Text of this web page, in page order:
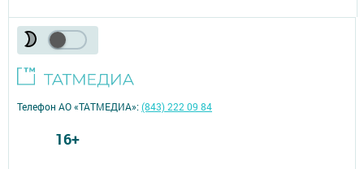
Телефон АО «ТАТМЕДИА»:(843) 222 09 84
16+